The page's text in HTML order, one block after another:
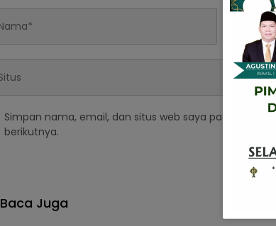
Simpan nama, email, dan situs web saya pada
berikutnya.
Baca Juga